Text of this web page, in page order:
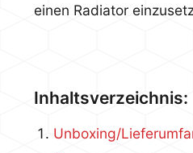
einen Radiator
Inhaltsverzeichnis:
Unboxing/